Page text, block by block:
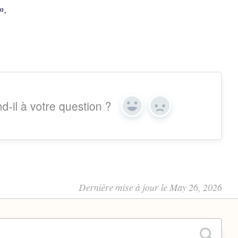
il à votre question ? Yes No
Dernière mise à jour le May 26, 2026